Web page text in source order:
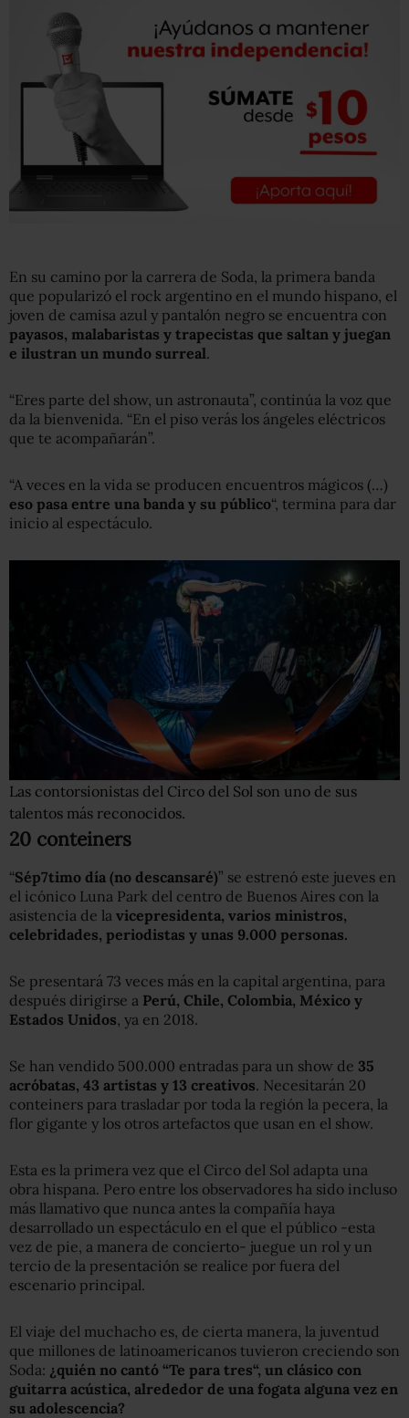
En su camino por la carrera de Soda, la primera banda
que popularizó el rock argentino en el mundo hispano, el
joven de camisa azul y pantalón negro se encuentra con
payasos, malabaristas y trapecistas que saltan y juegan
e ilustran un mundo surreal.
“Eres parte del show, un astronauta”, continúa la voz que
da la bienvenida. “En el piso verás los ángeles eléctricos
que te acompañarán”.
“A veces en la vida se producen encuentros mágicos (…)
eso pasa entre una banda y su público“, termina para dar
inicio al espectáculo.
Las contorsionistas del Circo del Sol son uno de sus
talentos más reconocidos.
20 conteiners
“Sép7timo día (no descansaré)” se estrenó este jueves en
el icónico Luna Park del centro de Buenos Aires con la
asistencia de la vicepresidenta, varios ministros,
celebridades, periodistas y unas 9.000 personas.
Se presentará 73 veces más en la capital argentina, para
después dirigirse a Perú, Chile, Colombia, México y
Estados Unidos , ya en 2018.
Se han vendido 500.000 entradas para un show de 35
acróbatas, 43 artistas y 13 creativos. Necesitarán 20
conteiners para trasladar por toda la región la pecera, la
flor gigante y los otros artefactos que usan en el show.
Esta es la primera vez que el Circo del Sol adapta una
obra hispana. Pero entre los observadores ha sido incluso
más llamativo que nunca antes la compañía haya
desarrollado un espectáculo en el que el público -esta
vez de pie, a manera de concierto- juegue un rol y un
tercio de la presentación se realice por fuera del
escenario principal.
El viaje del muchacho es, de cierta manera, la juventud
que millones de latinoamericanos tuvieron creciendo son
Soda: ¿quién no cantó “Te para tres“, un clásico con
guitarra acústica, alrededor de una fogata alguna vez en
su adolescencia?